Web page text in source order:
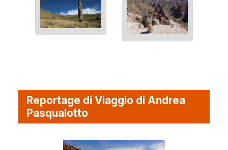
Reportage di Viaggio di Andrea
Pasqualotto